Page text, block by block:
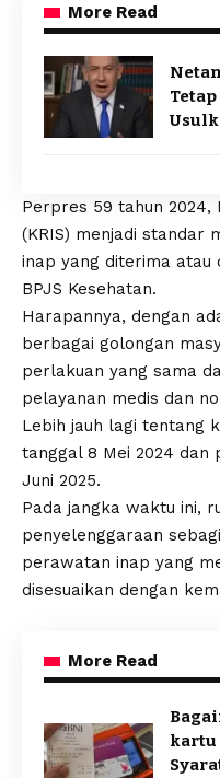
More Read
Perpres 59 tahun 2024,
(KRIS) menjadi standar
inap yang diterima
BPJS Kesehatan.
Harapannya, dengan
berbagai golongan
perlakuan yang sama
pelayanan medis dan
Lebih jauh lagi tentang
tanggal 8 Mei 2024
Juni 2025.
Pada jangka waktu ini,
penyelenggaraan
perawatan inap yang
disesuaikan dengan
More Read
kartu